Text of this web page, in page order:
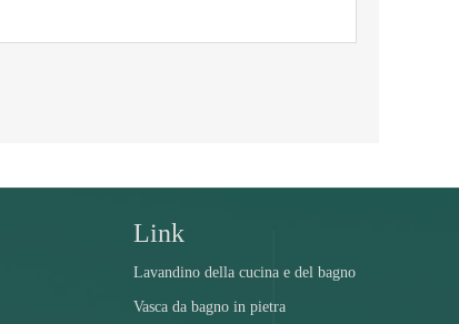
Link
Lavandino della cucina e del bagno
Vasca da bagno in pietra